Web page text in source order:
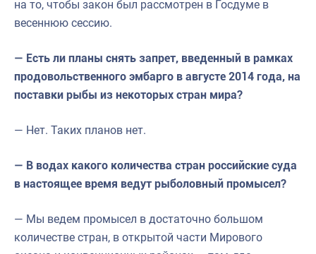
на то, чтобы закон был рассмотрен в Госдуме в
весеннюю сессию.
— Есть ли планы снять запрет, введенный в рамках
продовольственного эмбарго в августе 2014 года, на
поставки рыбы из некоторых стран мира?
— Нет. Таких планов нет.
— В водах какого количества стран российские суда
в настоящее время ведут рыболовный промысел?
— Мы ведем промысел в достаточно большом
количестве стран, в открытой части Мирового